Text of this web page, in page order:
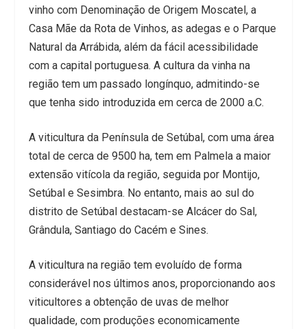
vinho com Denominação de Origem Moscatel, a
Casa Mãe da Rota de Vinhos, as adegas e o Parque
Natural da Arrábida, além da fácil acessibilidade
com a capital portuguesa. A cultura da vinha na
região tem um passado longínquo, admitindo-se
que tenha sido introduzida em cerca de 2000 a.C.
A viticultura da Península de Setúbal, com uma área
total de cerca de 9500 ha, tem em Palmela a maior
extensão vitícola da região, seguida por Montijo,
Setúbal e Sesimbra. No entanto, mais ao sul do
distrito de Setúbal destacam-se Alcácer do Sal,
Grândula, Santiago do Cacém e Sines.
A viticultura na região tem evoluído de forma
considerável nos últimos anos, proporcionando aos
viticultores a obtenção de uvas de melhor
qualidade, com produções economicamente